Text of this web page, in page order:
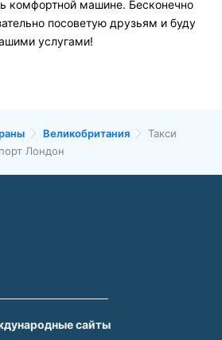
комфортной машине. Бесконечно
посоветую друзьям и буду
услугами!
Великобритания
Такси
Лондон
сайты